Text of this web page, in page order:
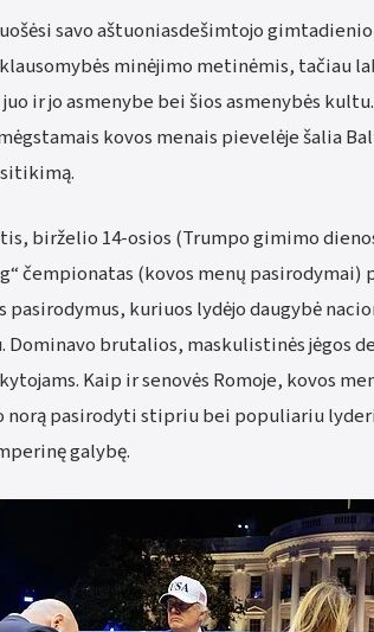
savo aštuoniasdešimtojo
minėjimo metinėmis, tačiau
ir jo asmenybe bei šios asmenybės
kovos menais pievelėje šalia
birželio 14-osios (Trumpo gimimo
čempionatas (kovos menų pasirodymai)
pasirodymus, kuriuos lydėjo daugybė
Dominavo brutalios, maskulistinės jėgos
Kaip ir senovės Romoje, kovos
norą pasirodyti stipriu bei populiariu
galybę.